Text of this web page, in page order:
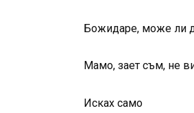
Божидаре, може ли
Мамо, зает съм, не
Исках само